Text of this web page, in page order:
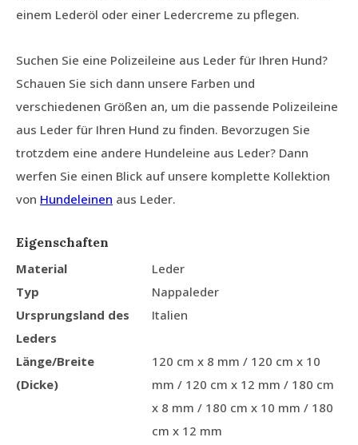
einem Lederöl oder einer Ledercreme zu pflegen.
Suchen Sie eine Polizeileine aus Leder für Ihren Hund?
Schauen Sie sich dann unsere Farben und
verschiedenen Größen an, um die passende Polizeileine
aus Leder für Ihren Hund zu finden. Bevorzugen Sie
trotzdem eine andere Hundeleine aus Leder? Dann
werfen Sie einen Blick auf unsere komplette Kollektion
von Hundeleinen aus Leder.
Eigenschaften
Material
Leder
Typ
Nappaleder
Ursprungsland des
Leders
Italien
Länge/Breite
(Dicke)
120 cm x 8 mm / 120 cm x 10
mm / 120 cm x 12 mm / 180 cm
x 8 mm / 180 cm x 10 mm / 180
cm x 12 mm